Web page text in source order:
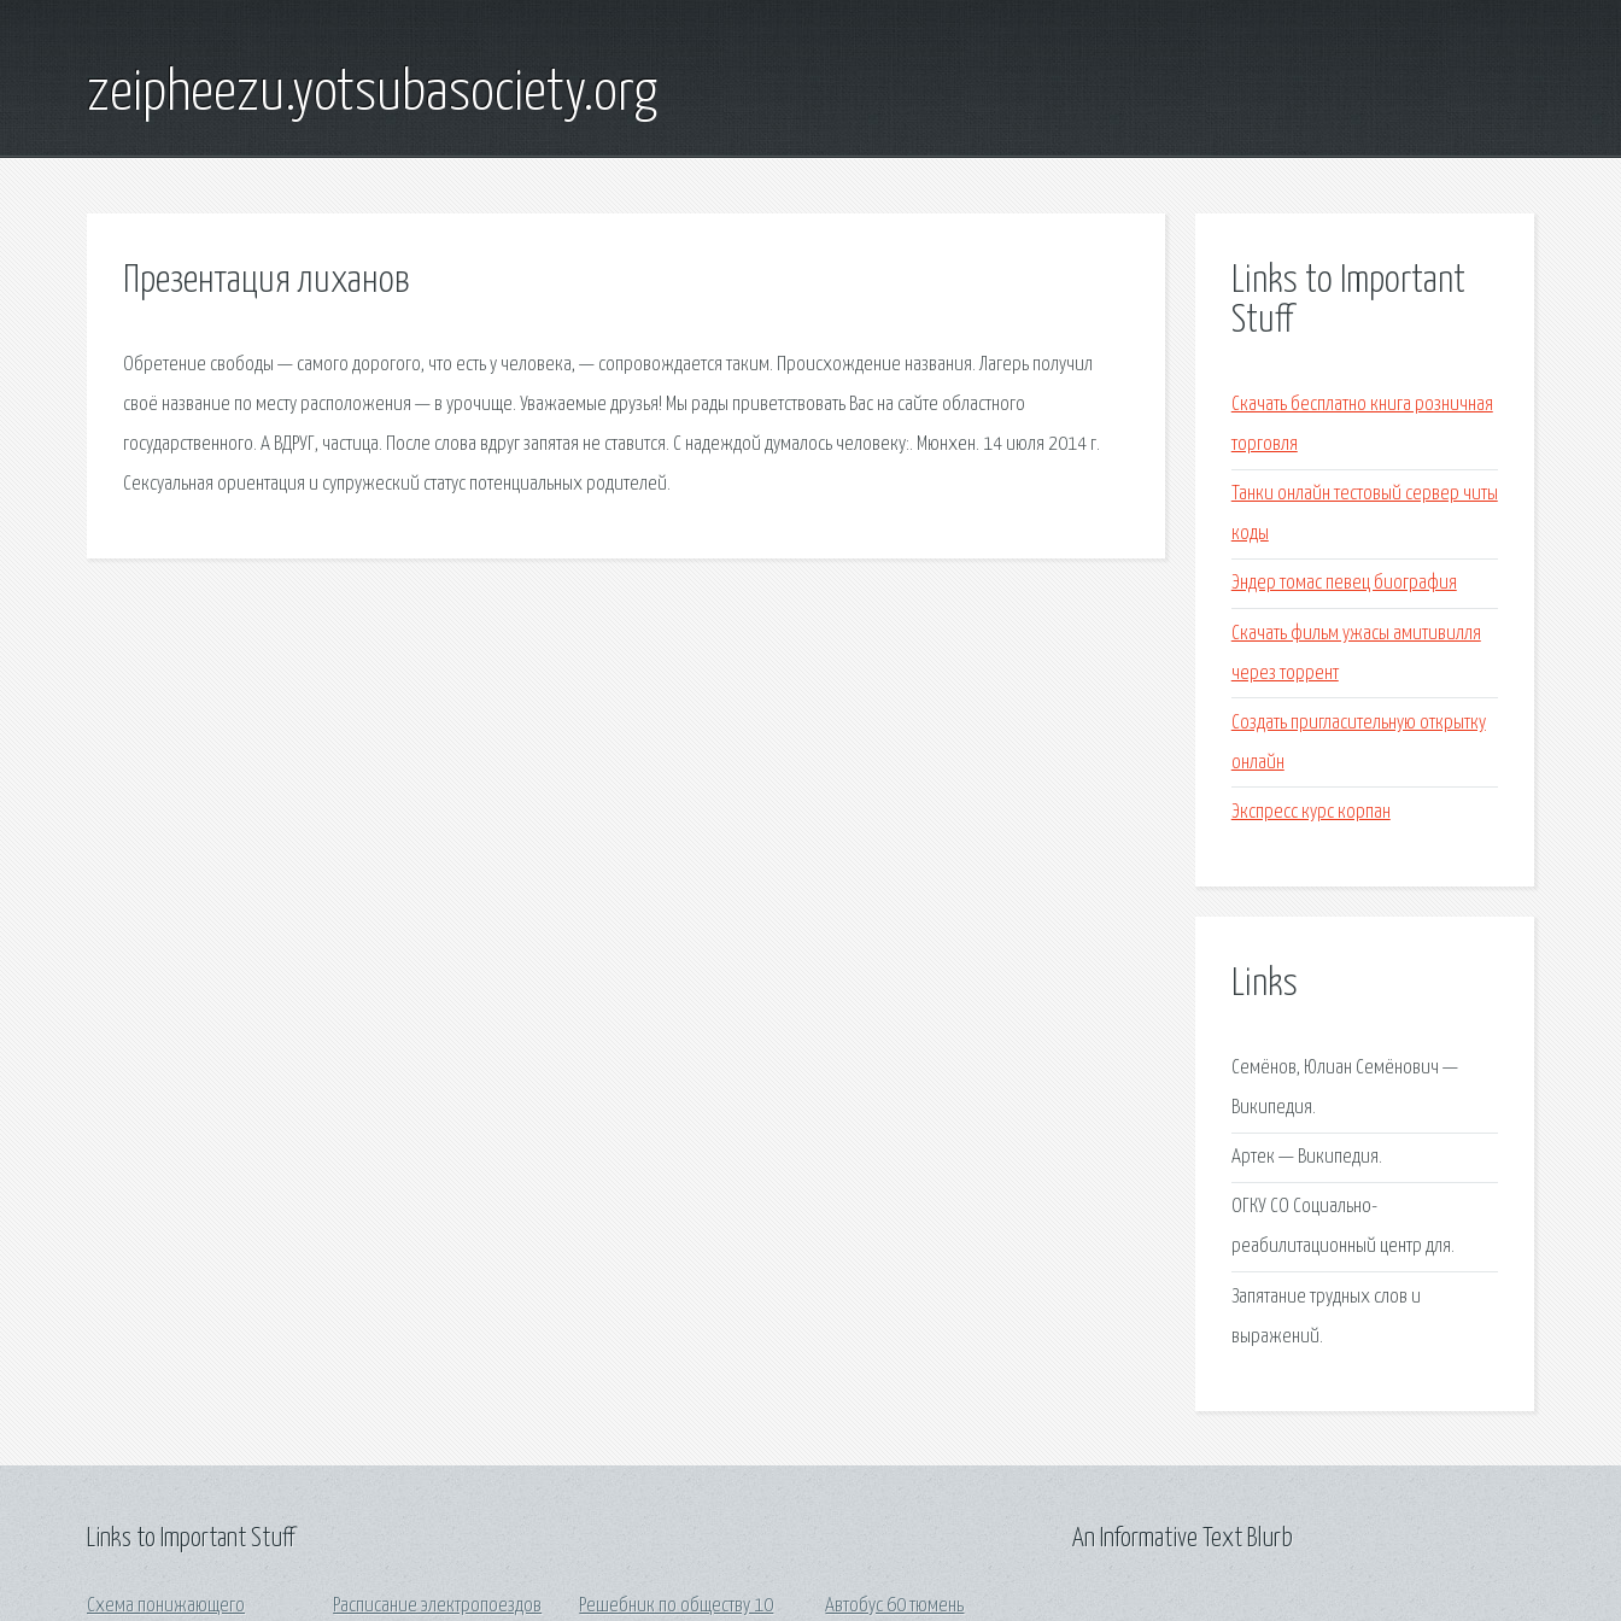
zeipheezu.yotsubasociety.org
Презентация лиханов
Обретение свободы — самого дорогого, что есть у человека, — сопровождается таким. Происхождение названия. Лагерь получил
своё название по месту расположения — в урочище. Уважаемые друзья! Мы рады приветствовать Вас на сайте областного
государственного. А ВДРУГ, частица. После слова вдруг запятая не ставится. С надеждой думалось человеку:. Мюнхен. 14 июля 2014 г.
Сексуальная ориентация и супружеский статус потенциальных родителей.
Links to Important
Stuff
Скачать бесплатно книга розничная
торговля
Танки онлайн тестовый сервер читы
коды
Эндер томас певец биография
Скачать фильм ужасы амитивилля
через торрент
Создать пригласительную открытку
онлайн
Экспресс курс корпан
Links
Семёнов, Юлиан Семёнович —
Википедия.
Артек — Википедия.
ОГКУ СО Социально-
реабилитационный центр для.
Запятание трудных слов и
выражений.
Links to Important Stuff
Схема понижающего Расписание электропоездов Решебник по обществу 10 Автобус 60 тюмень
An Informative Text Blurb